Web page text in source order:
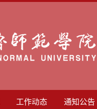
工作动态 通知公告